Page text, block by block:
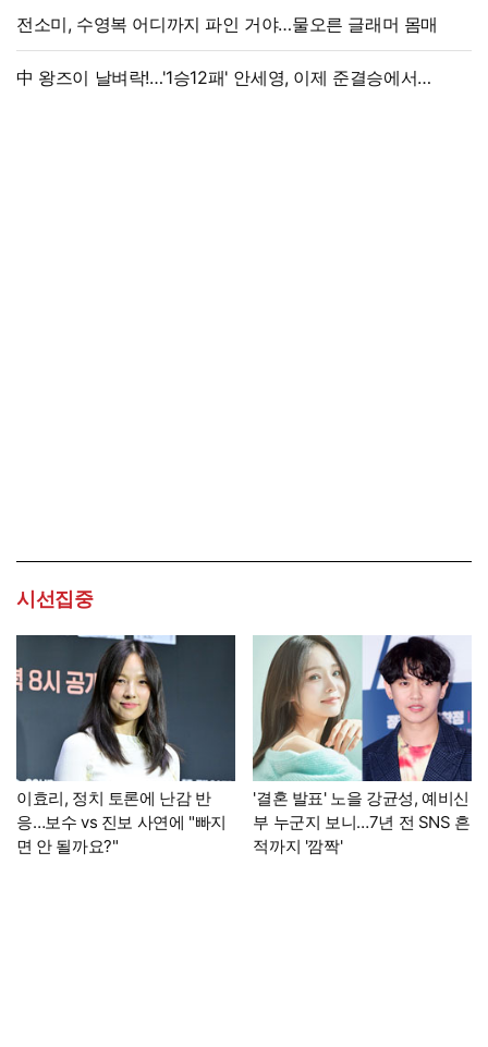
전소미, 수영복 어디까지 파인 거야…물오른 글래머 몸매
中 왕즈이 날벼락!…'1승12패' 안세영, 이제 준결승에서
시선집중
이효리, 정치 토론에 난감 반
응…보수 vs 진보 사연에 "빠지
면 안 될까요?"
'결혼 발표' 노을 강균성, 예비신
부 누군지 보니…7년 전 SNS 흔
적까지 '깜짝'